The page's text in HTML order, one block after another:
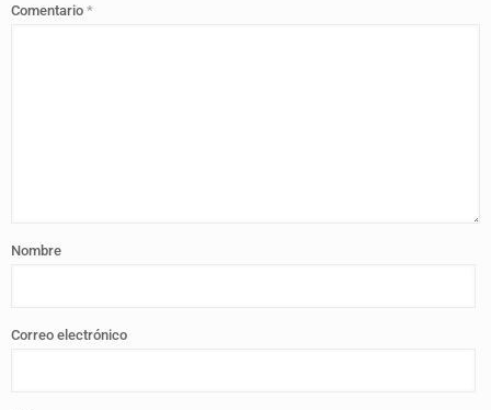
Comentario *
Nombre
Correo electrónico